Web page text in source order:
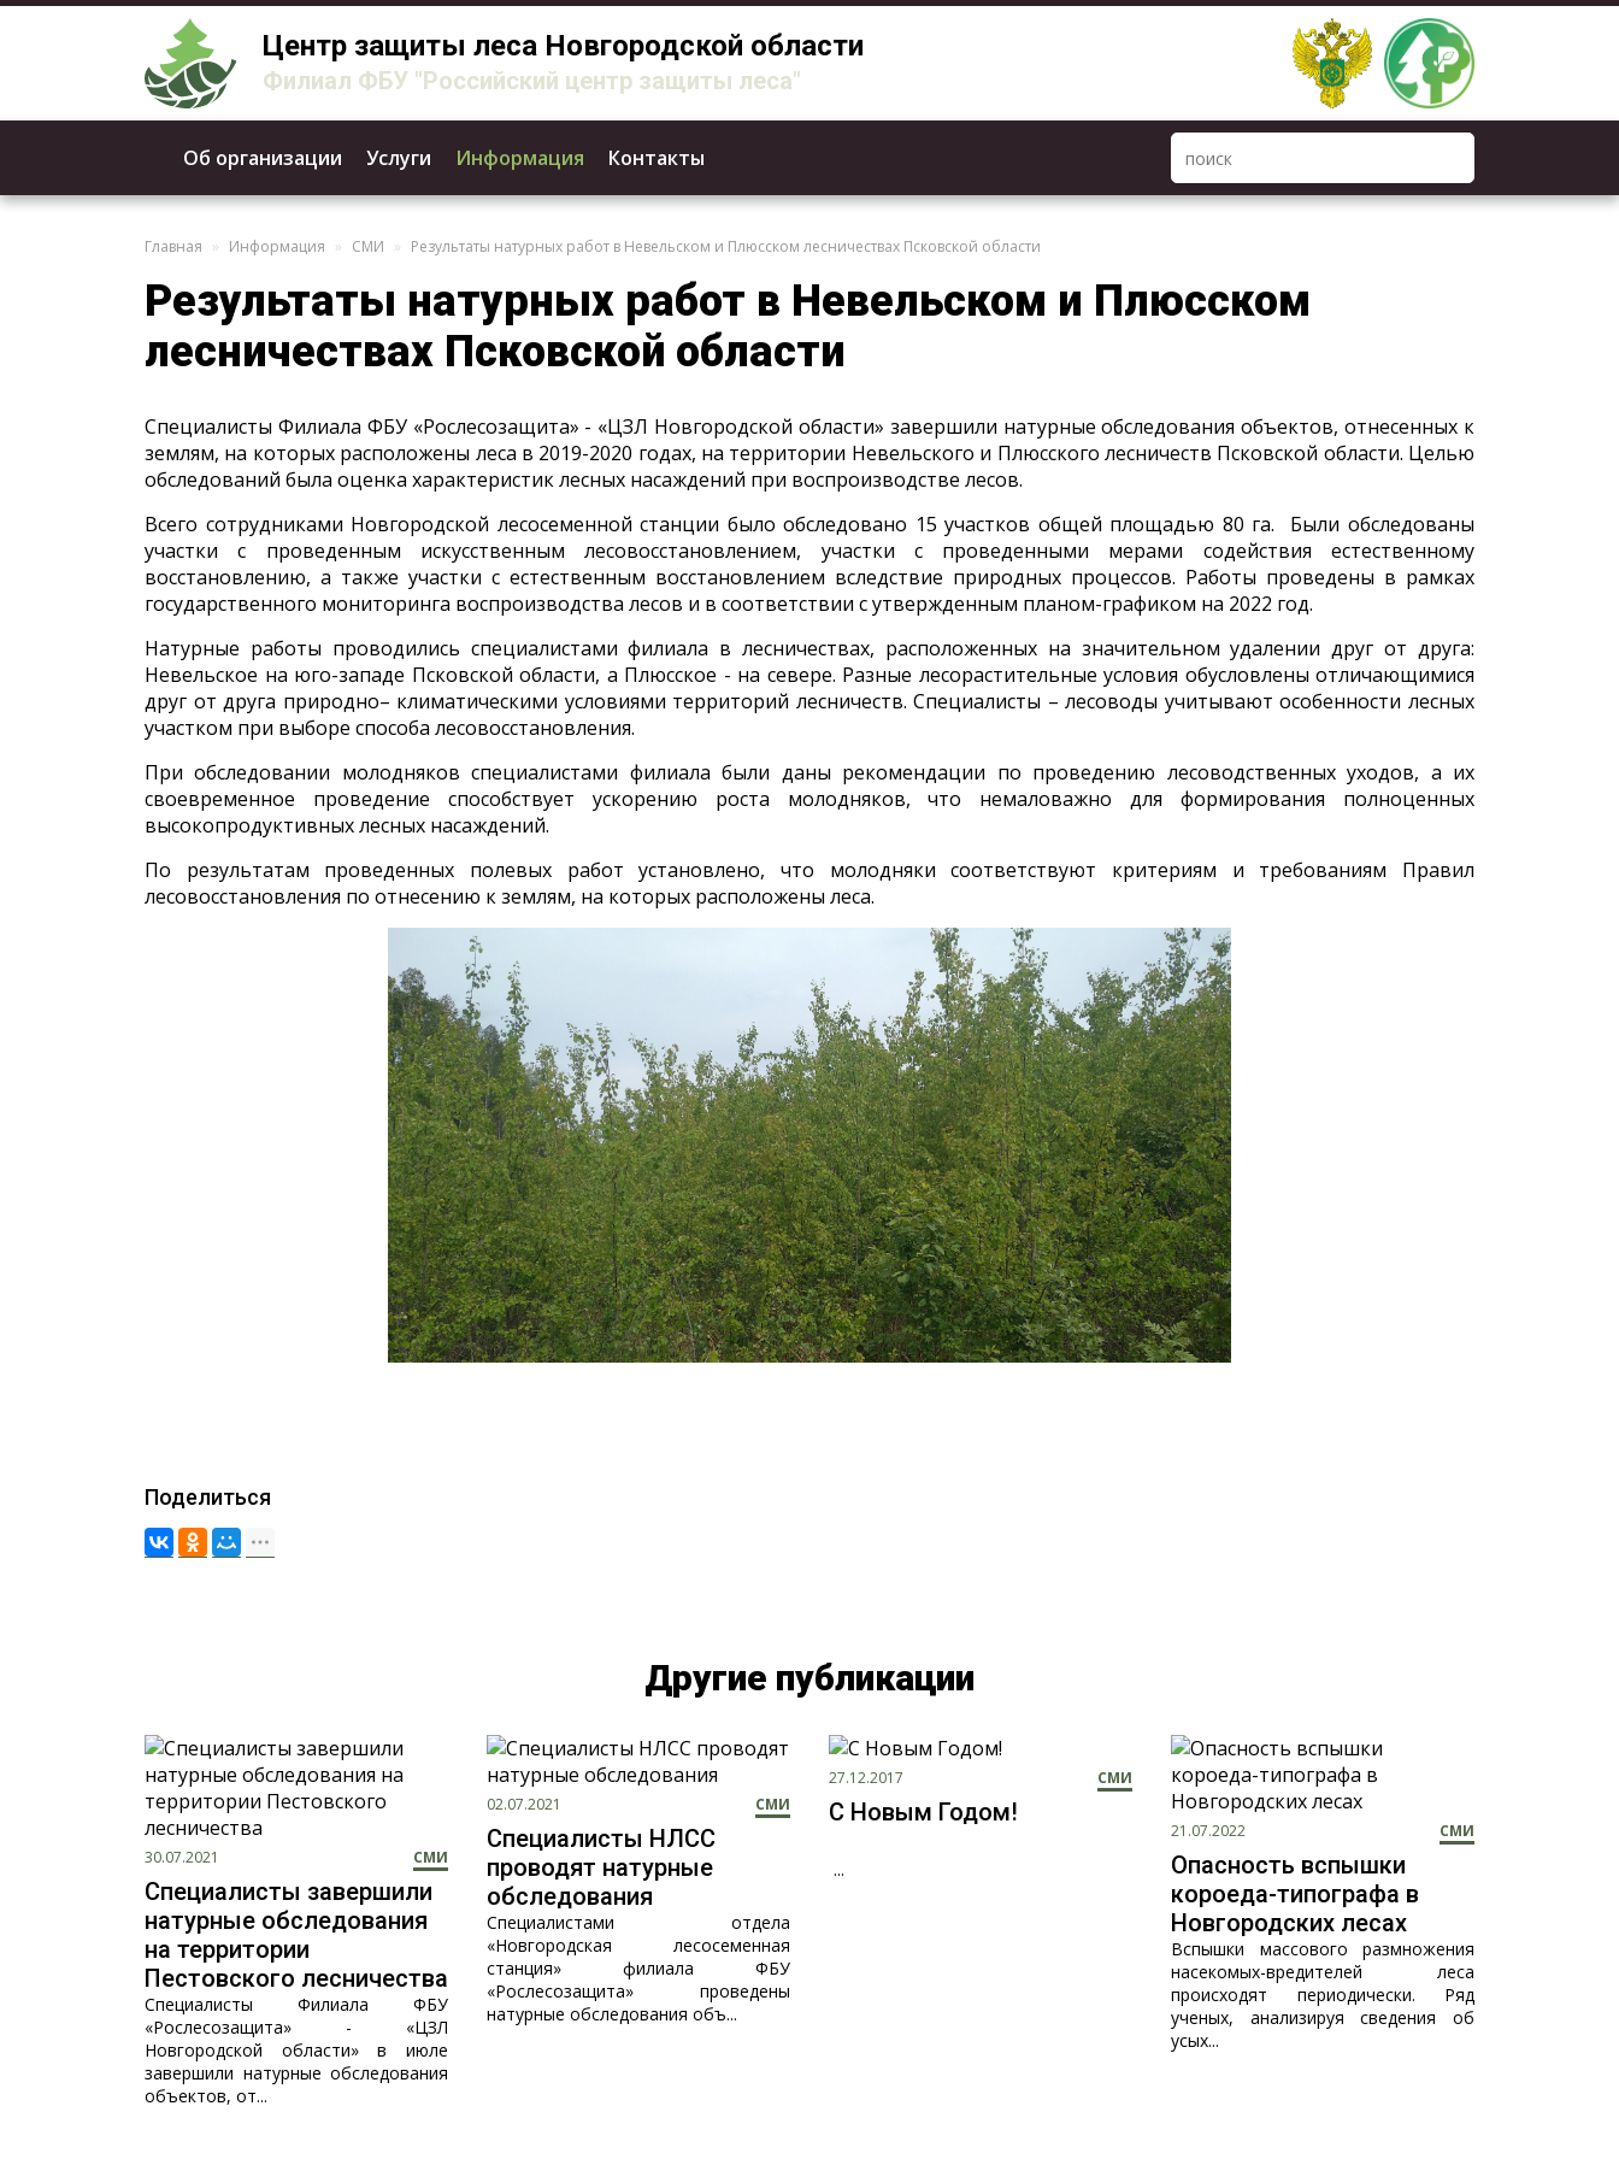
Центр защиты леса Новгородской области
Филиал ФБУ "Российский центр защиты леса"
Об организации Услуги Информация Контакты
Главная Информация СМИ Результаты натурных работ в Невельском и Плюсском лесничествах Псковской области
Результаты натурных работ в Невельском и Плюсском
лесничествах Псковской области
Специалисты Филиала ФБУ «Рослесозащита» - «ЦЗЛ Новгородской области» завершили натурные обследования объектов, отнесенных к
землям, на которых расположены леса в 2019-2020 годах, на территории Невельского и Плюсского лесничеств Псковской области. Целью
обследований была оценка характеристик лесных насаждений при воспроизводстве лесов.
Всего сотрудниками Новгородской лесосеменной станции было обследовано 15 участков общей площадью 80 га. Были обследованы
участки с проведенным искусственным лесовосстановлением, участки с проведенными мерами содействия естественному
восстановлению, а также участки с естественным восстановлением вследствие природных процессов. Работы проведены в рамках
государственного мониторинга воспроизводства лесов и в соответствии с утвержденным планом-графиком на 2022 год.
Натурные работы проводились специалистами филиала в лесничествах, расположенных на значительном удалении друг от друга:
Невельское на юго-западе Псковской области, а Плюсское - на севере. Разные лесорастительные условия обусловлены отличающимися
друг от друга природно– климатическими условиями территорий лесничеств. Специалисты – лесоводы учитывают особенности лесных
участком при выборе способа лесовосстановления.
При обследовании молодняков специалистами филиала были даны рекомендации по проведению лесоводственных уходов, а их
своевременное проведение способствует ускорению роста молодняков, что немаловажно для формирования полноценных
высокопродуктивных лесных насаждений.
По результатам проведенных полевых работ установлено, что молодняки соответствуют критериям и требованиям Правил
лесовосстановления по отнесению к землям, на которых расположены леса.
Поделиться
Другие публикации
30.07.2021 СМИ
Специалисты завершили
натурные обследования
на территории
Пестовского лесничества
Специалисты Филиала ФБУ
«Рослесозащита» - «ЦЗЛ
Новгородской области» в июле
завершили натурные обследования
объектов, от...
02.07.2021 СМИ
Специалисты НЛСС
проводят натурные
обследования
Специалистами отдела
«Новгородская лесосеменная
станция» филиала ФБУ
«Рослесозащита» проведены
натурные обследования объ...
27.12.2017 СМИ
С Новым Годом!
...
21.07.2022 СМИ
Опасность вспышки
короеда-типографа в
Новгородских лесах
Вспышки массового размножения
насекомых-вредителей леса
происходят периодически. Ряд
ученых, анализируя сведения об
усых...